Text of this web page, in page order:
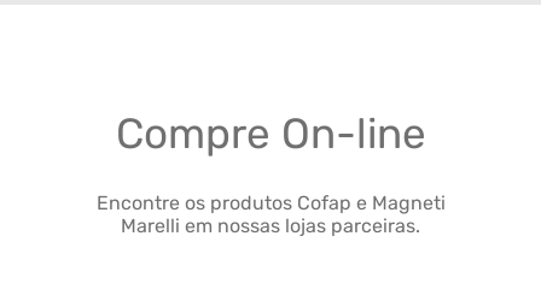
Compre On-line
Encontre os produtos Cofap e Magneti
Marelli em nossas lojas parceiras.